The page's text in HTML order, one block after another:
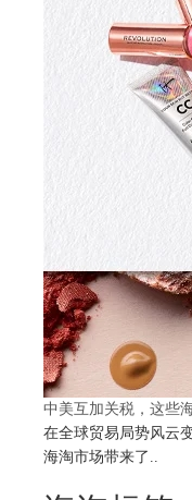
中美互加关税，这些
在全球贸易局势风云
海淘市场带来了..